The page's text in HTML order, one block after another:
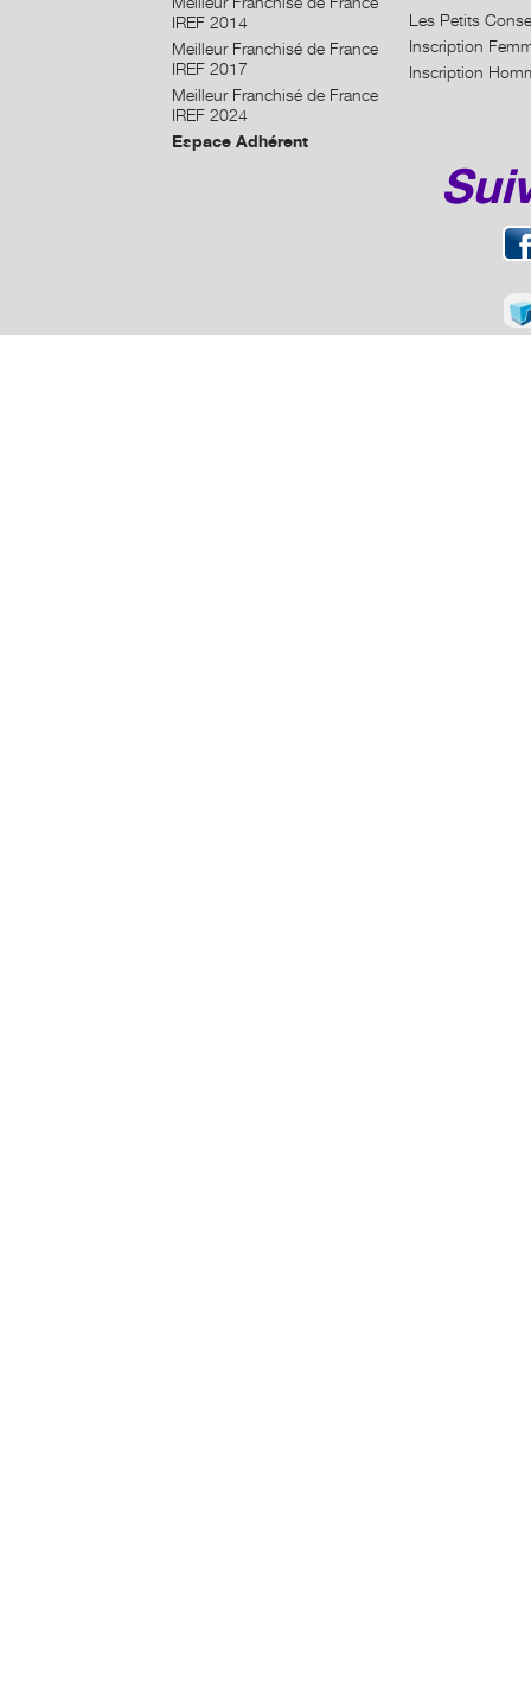
IREF 2014
Meilleur Franchisé de France
IREF 2017
Meilleur Franchisé de France
IREF 2024
Espace Adhérent
Les Petits
Inscription
Inscription